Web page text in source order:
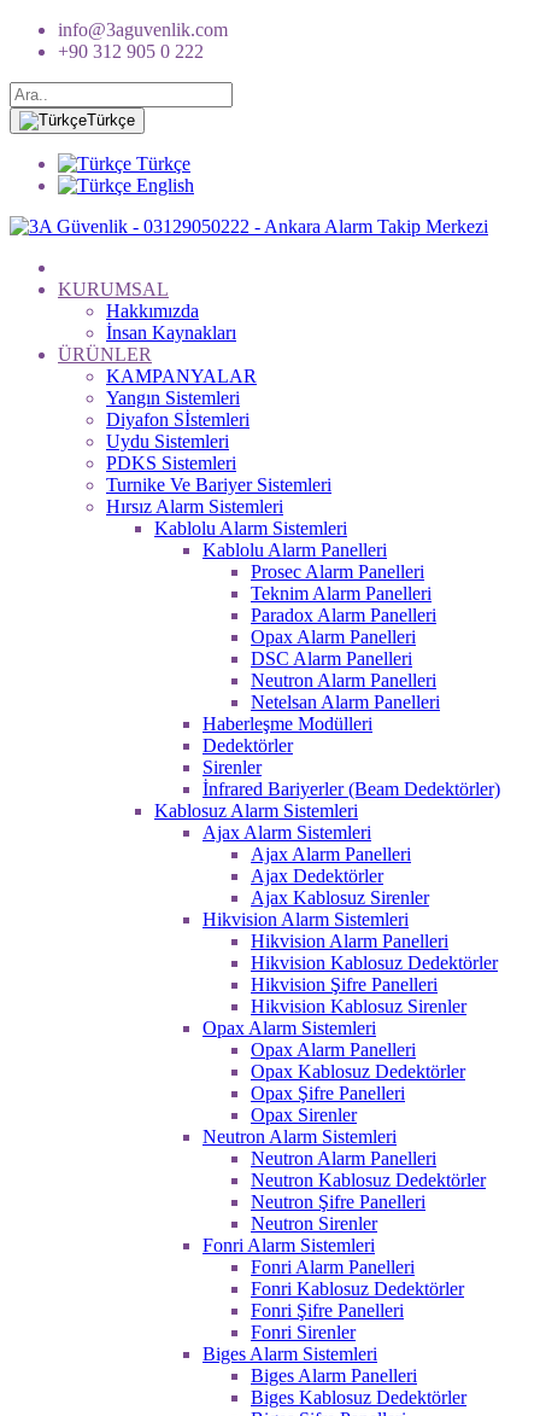
info@3aguvenlik.com
+90 312 905 0 222
Türkçe
Türkçe
English
KURUMSAL
Hakkımızda
İnsan Kaynakları
ÜRÜNLER
KAMPANYALAR
Yangın Sistemleri
Diyafon Sİstemleri
Uydu Sistemleri
PDKS Sistemleri
Turnike Ve Bariyer Sistemleri
Hırsız Alarm Sistemleri
Kablolu Alarm Sistemleri
Kablolu Alarm Panelleri
Prosec Alarm Panelleri
Teknim Alarm Panelleri
Paradox Alarm Panelleri
Opax Alarm Panelleri
DSC Alarm Panelleri
Neutron Alarm Panelleri
Netelsan Alarm Panelleri
Haberleşme Modülleri
Dedektörler
Sirenler
İnfrared Bariyerler (Beam Dedektörler)
Kablosuz Alarm Sistemleri
Ajax Alarm Sistemleri
Ajax Alarm Panelleri
Ajax Dedektörler
Ajax Kablosuz Sirenler
Hikvision Alarm Sistemleri
Hikvision Alarm Panelleri
Hikvision Kablosuz Dedektörler
Hikvision Şifre Panelleri
Hikvision Kablosuz Sirenler
Opax Alarm Sistemleri
Opax Alarm Panelleri
Opax Kablosuz Dedektörler
Opax Şifre Panelleri
Opax Sirenler
Neutron Alarm Sistemleri
Neutron Alarm Panelleri
Neutron Kablosuz Dedektörler
Neutron Şifre Panelleri
Neutron Sirenler
Fonri Alarm Sistemleri
Fonri Alarm Panelleri
Fonri Kablosuz Dedektörler
Fonri Şifre Panelleri
Fonri Sirenler
Biges Alarm Sistemleri
Biges Alarm Panelleri
Biges Kablosuz Dedektörler